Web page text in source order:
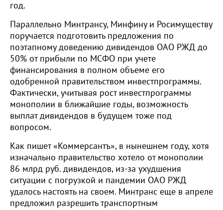
год.
Параллельно Минтрансу, Минфину и Росимуществу
поручается подготовить предложения по
поэтапному доведению дивидендов ОАО РЖД до
50% от прибыли по МСФО при учете
финансирования в полном объеме его
одобренной правительством инвестпрограммы.
Фактически, учитывая рост инвестпрограммы
монополии в ближайшие годы, возможность
выплат дивидендов в будущем тоже под
вопросом.
Как пишет «Коммерсантъ», в нынешнем году, хотя
изначально правительство хотело от монополии
86 млрд руб. дивидендов, из-за ухудшения
ситуации с погрузкой и пандемии ОАО РЖД
удалось настоять на своем. Минтранс еще в апреле
предложил разрешить транспортным